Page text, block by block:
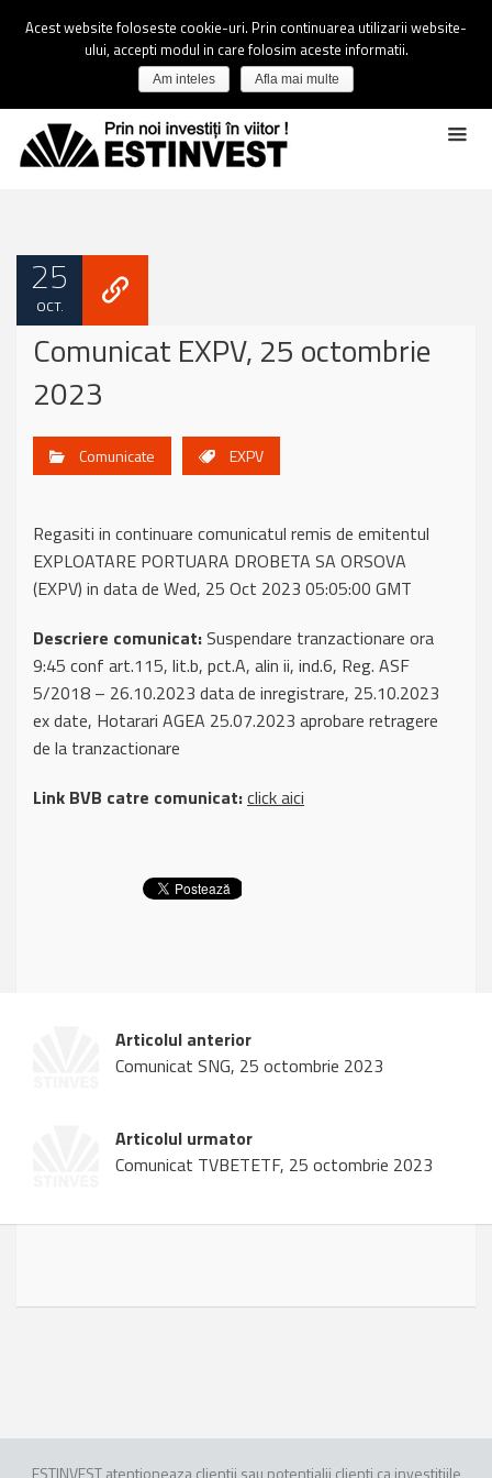
25
OCT.
Comunicat EXPV, 25 octombrie
2023
Comunicate EXPV
Regasiti in continuare comunicatul remis de emitentul
EXPLOATARE PORTUARA DROBETA SA ORSOVA
(EXPV) in data de Wed, 25 Oct 2023 05:05:00 GMT
Descriere comunicat:Suspendare tranzactionare ora
9:45 conf art.115, lit.b, pct.A, alin ii, ind.6, Reg. ASF
5/2018 – 26.10.2023 data de inregistrare, 25.10.2023
ex date, Hotarari AGEA 25.07.2023 aprobare retragere
de la tranzactionare
Link BVB catre comunicat:click aici
Articolul anterior
Comunicat SNG, 25 octombrie 2023
Articolul urmator
Comunicat TVBETETF, 25 octombrie 2023
ESTINVEST atentioneaza clientii sau potentialii clienti ca investitiile
Acest website foloseste cookie-uri. Prin continuarea utilizarii website-
ului, accepti modul in care folosim aceste informatii.
Am inteles Afla mai multe